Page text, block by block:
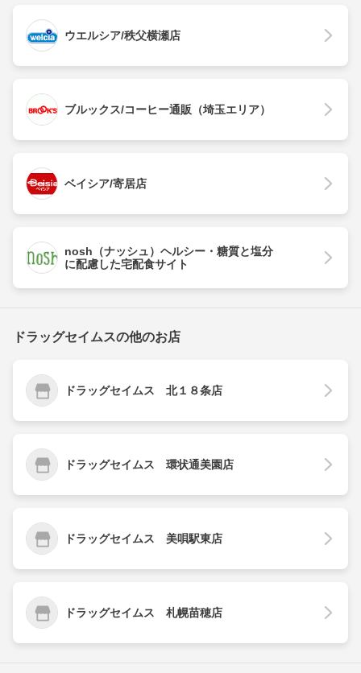
ウエルシア/秩父横瀬店
ブルックス/コーヒー通販（埼玉エリア）
ベイシア/寄居店
nosh（ナッシュ）ヘルシー・糖質と塩分
に配慮した宅配食サイト
ドラッグセイムスの他のお店
ドラッグセイムス 北１８条店
ドラッグセイムス 環状通美園店
ドラッグセイムス 美唄駅東店
ドラッグセイムス 札幌苗穂店